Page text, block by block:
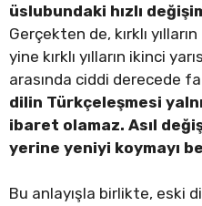
üslubundaki hızlı
Gerçekten de, kırklı
yine kırklı yılların ikinci
arasında ciddi derecede
dilin Türkçeleşmesi
ibaret olamaz. Asıl
yerine yeniyi koymayı
Bu anlayışla birlikte, eski